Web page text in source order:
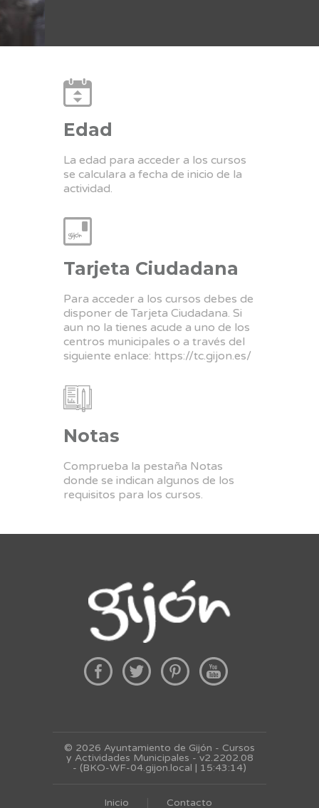
Edad
La edad para acceder a los cursos
se calculara a fecha de inicio de la
actividad.
Tarjeta Ciudadana
Para acceder a los cursos debes de
disponer de Tarjeta Ciudadana. Si
aun no la tienes acude a uno de los
centros municipales o a través del
siguiente enlace: https://tc.gijon.es/
Notas
Comprueba la pestaña Notas
donde se indican algunos de los
requisitos para los cursos.
© 2026 Ayuntamiento de Gijón - Cursos
y Actividades Municipales - v2.2202.08
- (BKO-WF-04.gijon.local | 15:43:14)
Inicio Contacto